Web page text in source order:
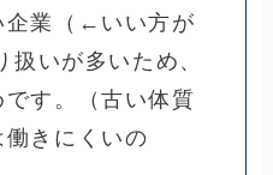
企業（←いい方が
いが多いため、
す。（古い体質
きにくいの